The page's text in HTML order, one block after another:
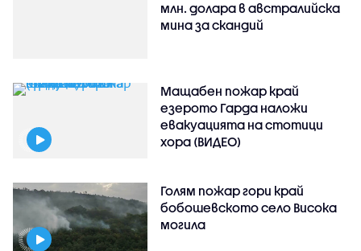
млн. долара в австралийска
мина за скандий
Мащабен пожар край
езерото Гарда наложи
евакуацията на стотици
хора (ВИДЕО)
Голям пожар гори край
бобошевското село Висока
могила